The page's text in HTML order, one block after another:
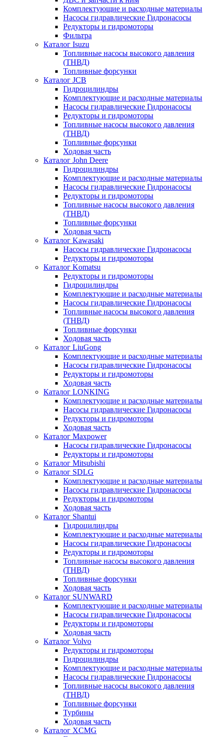
Комплектующие и расходные материалы
Насосы гидравлические Гидронасосы
Редукторы и гидромоторы
Фильтра
Каталог Isuzu
Топливные насосы высокого давления
(ТНВД)
Топливные форсунки
Каталог JCB
Гидроцилиндры
Комплектующие и расходные материалы
Насосы гидравлические Гидронасосы
Редукторы и гидромоторы
Топливные насосы высокого давления
(ТНВД)
Топливные форсунки
Ходовая часть
Каталог John Deere
Гидроцилиндры
Комплектующие и расходные материалы
Насосы гидравлические Гидронасосы
Редукторы и гидромоторы
Топливные насосы высокого давления
(ТНВД)
Топливные форсунки
Ходовая часть
Каталог Kawasaki
Насосы гидравлические Гидронасосы
Редукторы и гидромоторы
Каталог Komatsu
Редукторы и гидромоторы
Гидроцилиндры
Комплектующие и расходные материалы
Насосы гидравлические Гидронасосы
Топливные насосы высокого давления
(ТНВД)
Топливные форсунки
Ходовая часть
Каталог LiuGong
Комплектующие и расходные материалы
Насосы гидравлические Гидронасосы
Редукторы и гидромоторы
Ходовая часть
Каталог LONKING
Комплектующие и расходные материалы
Насосы гидравлические Гидронасосы
Редукторы и гидромоторы
Ходовая часть
Каталог Maxpower
Насосы гидравлические Гидронасосы
Редукторы и гидромоторы
Каталог Mitsubishi
Каталог SDLG
Комплектующие и расходные материалы
Насосы гидравлические Гидронасосы
Редукторы и гидромоторы
Ходовая часть
Каталог Shantui
Гидроцилиндры
Комплектующие и расходные материалы
Насосы гидравлические Гидронасосы
Редукторы и гидромоторы
Топливные насосы высокого давления
(ТНВД)
Топливные форсунки
Ходовая часть
Каталог SUNWARD
Комплектующие и расходные материалы
Насосы гидравлические Гидронасосы
Редукторы и гидромоторы
Ходовая часть
Каталог Volvo
Редукторы и гидромоторы
Гидроцилиндры
Комплектующие и расходные материалы
Насосы гидравлические Гидронасосы
Топливные насосы высокого давления
(ТНВД)
Топливные форсунки
Турбины
Ходовая часть
Каталог XCMG